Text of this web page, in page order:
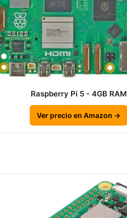
Raspberry Pi 5 - 4GB RAM
Ver precio en Amazon →